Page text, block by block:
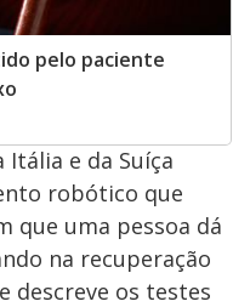
pelo paciente
e da Suíça
robótico que
que uma pessoa dá
na recuperação
descreve os testes